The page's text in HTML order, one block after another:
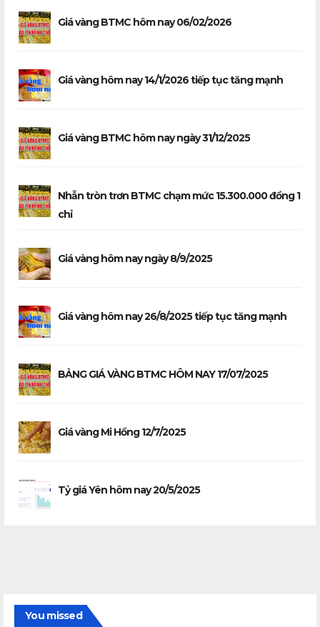
Giá vàng BTMC hôm nay 06/02/2026
Giá vàng hôm nay 14/1/2026 tiếp tục tăng mạnh
Giá vàng BTMC hôm nay ngày 31/12/2025
Nhẫn tròn trơn BTMC chạm mức 15.300.000 đồng 1
chỉ
Giá vàng hôm nay ngày 8/9/2025
Giá vàng hôm nay 26/8/2025 tiếp tục tăng mạnh
BẢNG GIÁ VÀNG BTMC HÔM NAY 17/07/2025
Giá vàng Mi Hồng 12/7/2025
Tỷ giá Yên hôm nay 20/5/2025
You missed